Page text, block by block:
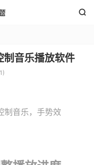

制音乐播放软件
1 )
制音乐，手势效